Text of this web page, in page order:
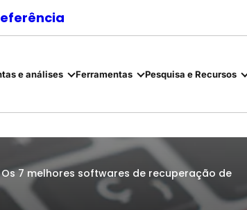
e análises Ferramentas Pesquisa e Recursos
Os 7 melhores softwares de recuperação de